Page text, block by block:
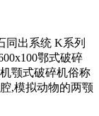
同出系统 K系列
鄂式破碎
颚式破碎机俗称
,模拟动物的两颚